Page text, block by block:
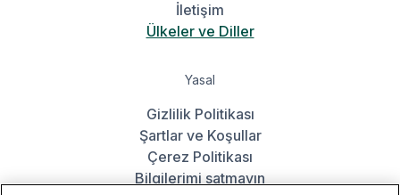
İletişim
Ülkeler ve Diller
Yasal
Gizlilik Politikası
Şartlar ve Koşullar
Çerez Politikası
Bilgilerimi satmayın